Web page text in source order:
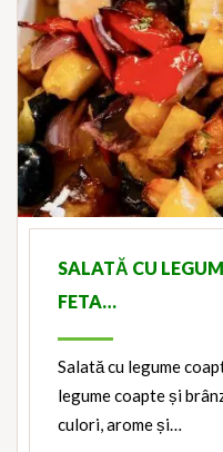
SALATĂ CU
FETA…
Salată cu legume
legume coapte și
culori, arome și…